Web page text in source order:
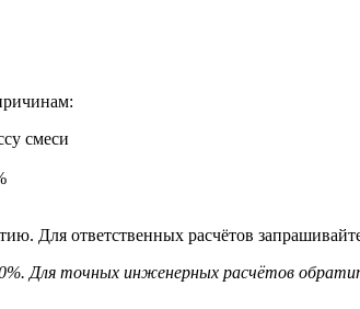
смеси
Для ответственных расчётов
Для точных инженерных расчётов